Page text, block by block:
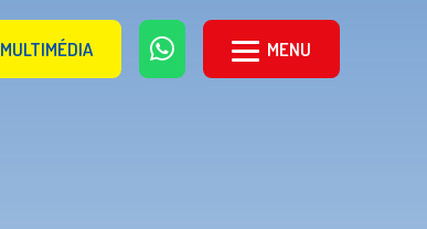
MULTIMÉDIA MENU